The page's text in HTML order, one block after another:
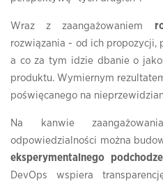
Wraz z zaangażowaniem
rozwiązania - od ich propozycji,
a co za tym idzie dbanie o
produktu. Wymiernym
poświęcanego na
Na kanwie
odpowiedzialności można
eksperymentalnego
DevOps wspiera